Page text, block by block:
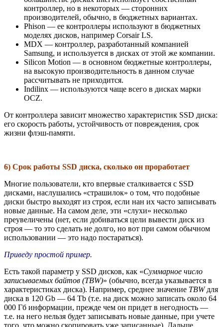
контроллер, но в некоторых — сторонних
производителей, обычно, в бюджетных вариантах.
Phison — ее контроллеры используют в бюджетных
моделях дисков, например Corsair LS.
MDX — контроллер, разработанный компанией
Samsung, и используется в дисках от этой же компании.
Silicon Motion — в основном бюджетные контроллеры,
на высокую производительность в данном случае
рассчитывать не приходится.
Indilinx — используются чаще всего в дисках марки
OCZ.
От контроллера зависит множество характеристик SSD диска:
его скорость работы, устойчивость от повреждения, срок
жизни флэш-памяти.
6) Срок работы SSD диска, сколько он проработает
Многие пользователи, кто впервые сталкивается с SSD
дисками, наслушались «страшилок» о том, что подобные
диски быстро выходят из строя, если нан их часто записывать
новые данные. На самом деле, эти «слухи» несколько
преувеличены (нет, если добиваться цели вывести диск из
строя — то это сделать не долго, но вот при самом обычном
использовании — это надо постараться).
Приведу простой пример.
Есть такой параметр у SSD дисков, как «Суммарное число
записываемых байтов (TBW)» (обычно, всегда указывается в
характеристиках диска). Например, среднее значение TBWдля
диска в 120 Gb — 64 Tb (т.е. на диск можно записать около 64
000 Гб информации, прежде чем он придет в негодность —
т.е. на него нельзя будет записывать новые данные, при учете
того, что можно скопировать уже записанные). Дальше